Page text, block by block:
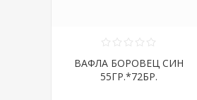
ВАФЛА БОРОВЕЦ СИН
55ГР.*72БР.